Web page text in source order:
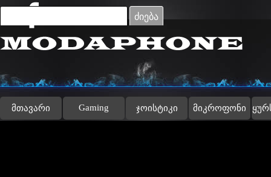
Go to content
ძიება
მთავარი Gaming ჯოისტიკი მიკროფონი